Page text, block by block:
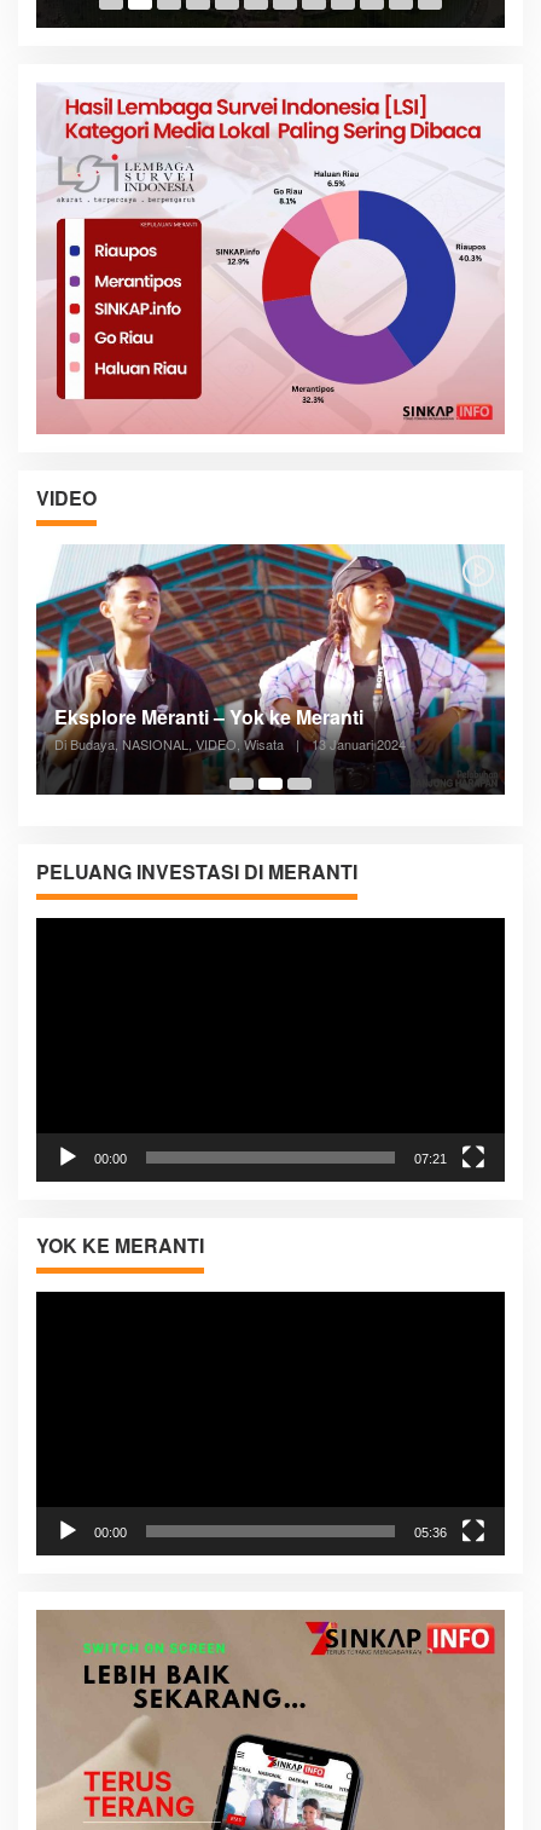
VIDEO
05:08
Posyandu Melayani Semua Siklus Hidup
Di ADVERTORIAL, Kesehatan, VIDEO 27 Desember 2023
PELUANG INVESTASI DI MERANTI
00:00 07:21
YOK KE MERANTI
00:00 05:36